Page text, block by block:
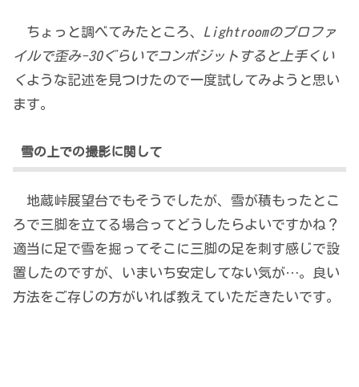
ちょっと調べてみたところ、 Lightroomのプロファ
イルで歪み-30ぐらいでコンポジットすると上手くい
くような記述を見つけたので一度試してみようと思い
ます。
雪の上での撮影に関して
地蔵峠展望台でもそうでしたが、雪が積もったとこ
ろで三脚を立てる場合ってどうしたらよいですかね？
適当に足で雪を掘ってそこに三脚の足を刺す感じで設
置したのですが、いまいち安定してない気が…。良い
方法をご存じの方がいれば教えていただきたいです。